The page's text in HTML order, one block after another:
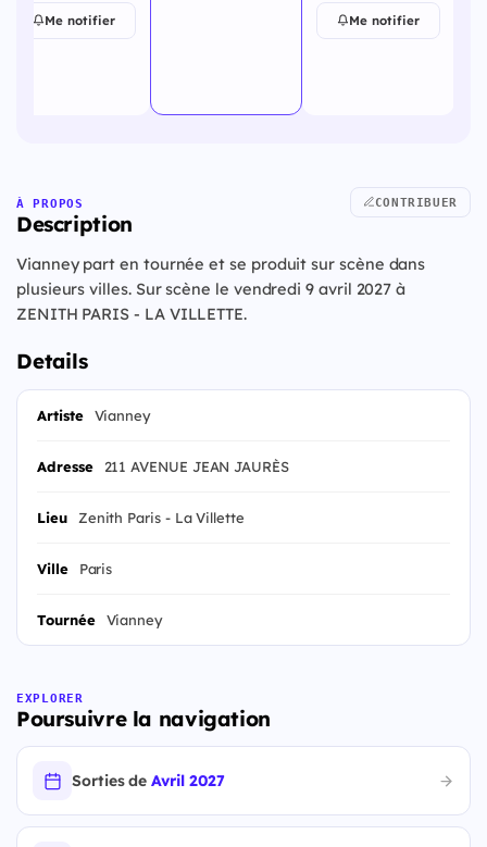
Me notifier Me notifier
À PROPOS
Description
CONTRIBUER
Vianney part en tournée et se produit sur scène dans
plusieurs villes. Sur scène le vendredi 9 avril 2027 à
ZENITH PARIS - LA VILLETTE.
Details
Artiste Vianney
Adresse 211 AVENUE JEAN JAURÈS
Lieu Zenith Paris - La Villette
Ville Paris
Tournée Vianney
EXPLORER
Poursuivre la navigation
Sorties deAvril 2027